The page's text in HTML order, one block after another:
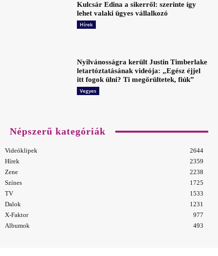
Kulcsár Edina a sikerről: szerinte így
lehet valaki ügyes vállalkozó
Hírek
Nyilvánosságra került Justin Timberlake
letartóztatásának videója: „Egész éjjel
itt fogok ülni? Ti megőrültetek, fiúk”
Vegyes
Népszerű kategóriák
Videóklipek
2644
Hírek
2359
Zene
2238
Színes
1725
TV
1533
Dalok
1231
X-Faktor
977
Albumok
493